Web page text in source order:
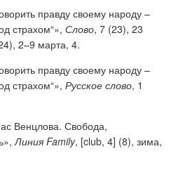
правду своему народу –
страхом“», Слово, 7 (23), 23
2–9 марта, 4.
правду своему народу –
страхом“», Русское слово, 1
Венцлова. Свобода,
Линия Family, [club, 4] (8), зима,